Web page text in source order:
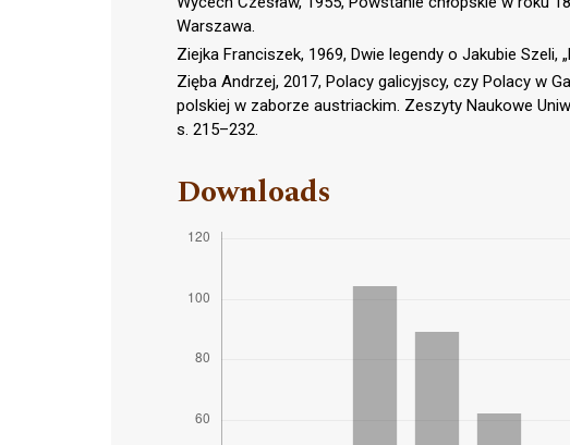
Warszawa.
Ziejka Franciszek, 1969, Dwie legendy o Jakubie Szeli,
Zięba Andrzej, 2017, Polacy galicyjscy, czy Polacy w
polskiej w zaborze austriackim. Zeszyty Naukowe
s. 215–232.
Downloads